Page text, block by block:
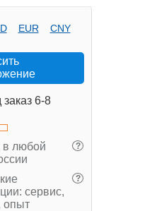
EUR CNY
6-8
?
в любой
?
сервис,
опыт